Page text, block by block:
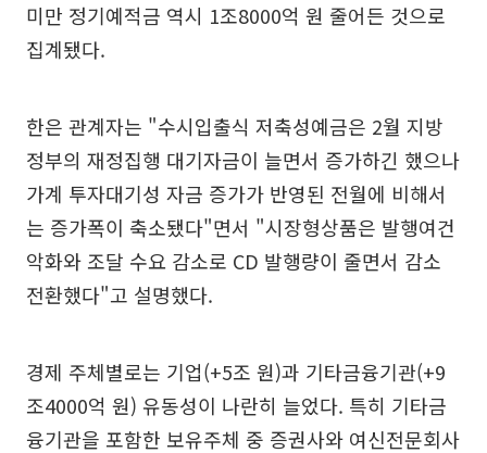
미만 정기예적금 역시 1조8000억 원 줄어든 것으로
집계됐다.
한은 관계자는 "수시입출식 저축성예금은 2월 지방
정부의 재정집행 대기자금이 늘면서 증가하긴 했으나
가계 투자대기성 자금 증가가 반영된 전월에 비해서
는 증가폭이 축소됐다"면서 "시장형상품은 발행여건
악화와 조달 수요 감소로 CD 발행량이 줄면서 감소
전환했다"고 설명했다.
경제 주체별로는 기업(+5조 원)과 기타금융기관(+9
조4000억 원) 유동성이 나란히 늘었다. 특히 기타금
융기관을 포함한 보유주체 중 증권사와 여신전문회사